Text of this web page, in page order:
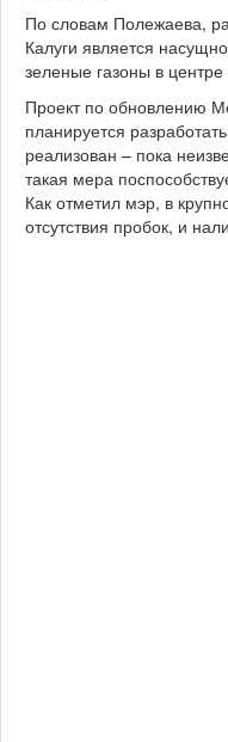
По словам Полежаева,
Калуги является
зеленые газоны в
Проект по обновлению
планируется
реализован – пока
такая мера
Как отметил мэр, в
отсутствия пробок, и